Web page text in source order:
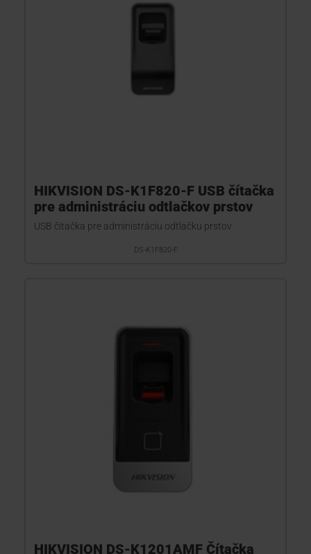
HIKVISION DS-K1F820-F USB čítačka
pre administráciu odtlačkov prstov
USB čítačka pre administráciu odtlačku prstov
DS-K1F820-F
HIKVISION DS-K1201AMF Čítačka